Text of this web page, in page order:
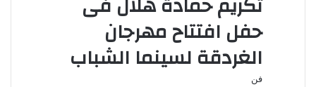
حفل افتتاح مهرجان
الغردقة لسينما الشباب
فن